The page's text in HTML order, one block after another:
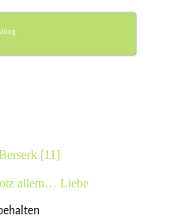
[11]
allem… Liebe